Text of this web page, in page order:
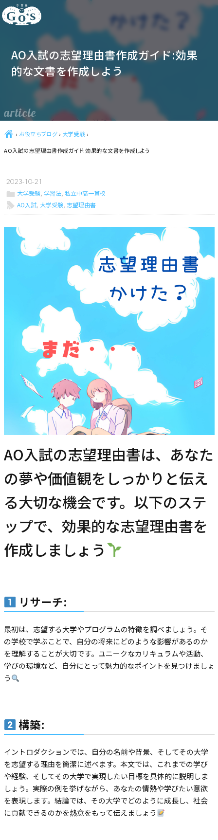
article
AO入試の志望理由書作成ガイド:効果
的な文書を作成しよう
Ç › お役立ちブログ› 大学受験›
AO入試の志望理由書作成ガイド:効果的な文書を作成しよう
2023-10-21
ë 大学受験, 学習法, 私立中高一貫校
l AO入試, 大学受験, 志望理由書
AO入試の志望理由書は、あなた
の夢や価値観をしっかりと伝え
る大切な機会です。以下のステ
ップで、効果的な志望理由書を
作成しましょう
リサーチ:
最初は、志望する大学やプログラムの特徴を調べましょう。そ
の学校で学ぶことで、自分の将来にどのような影響があるのか
を理解することが大切です。ユニークなカリキュラムや活動、
学びの環境など、自分にとって魅力的なポイントを見つけましょ
う
構築:
イントロダクションでは、自分の名前や背景、そしてその大学
を志望する理由を簡潔に述べます。本文では、これまでの学び
や経験、そしてその大学で実現したい目標を具体的に説明しま
しょう。実際の例を挙げながら、あなたの情熱や学びたい意欲
を表現します。結論では、その大学でどのように成長し、社会
に貢献できるのかを熱意をもって伝えましょう